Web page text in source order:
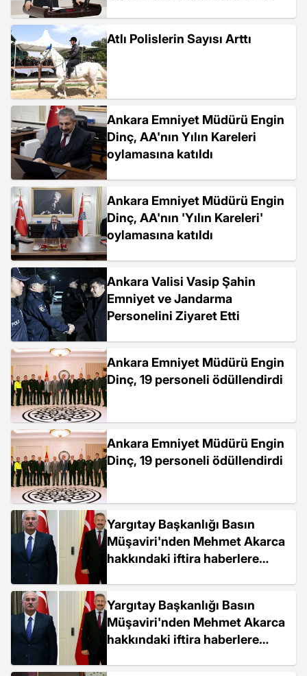
Atlı Polislerin Sayısı Arttı
Ankara Emniyet Müdürü Engin
Dinç, AA'nın Yılın Kareleri
oylamasına katıldı
Ankara Emniyet Müdürü Engin
Dinç, AA'nın 'Yılın Kareleri'
oylamasına katıldı
Ankara Valisi Vasip Şahin
Emniyet ve Jandarma
Personelini Ziyaret Etti
Ankara Emniyet Müdürü Engin
Dinç, 19 personeli ödüllendirdi
Ankara Emniyet Müdürü Engin
Dinç, 19 personeli ödüllendirdi
Yargıtay Başkanlığı Basın
Müşaviri'nden Mehmet Akarca
hakkındaki iftira haberlere
Yargıtay Başkanlığı Basın
Müşaviri'nden Mehmet Akarca
hakkındaki iftira haberlere